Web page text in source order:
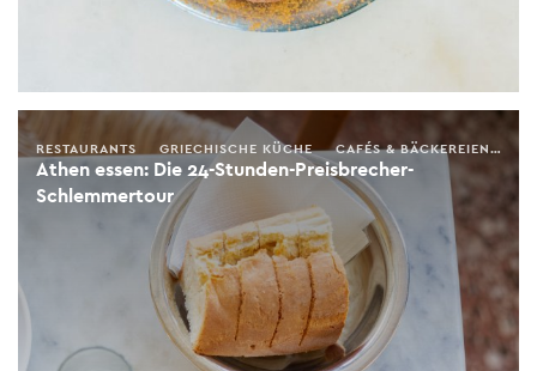
Athen essen: Die 24-Stunden-Preisbrecher-
Schlemmertour
RESTAURANTS GRIECHISCHE KÜCHE CAFÉS & BÄCKEREIEN